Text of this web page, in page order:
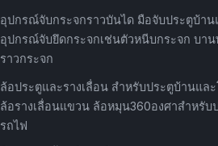
อุปกรณ์จับกระจกราวบันได มือจับประตูบ้าน
อุปกรณ์จับยึดกระจกเช่นตัวหนีบกระจก บาน
ราวกระจก
ล้อประตูและรางเลื่อน สำหรับประตูบ้านแล
ล้อรางเลื่อนแขวน ล้อหมุน360องศาสำหรับ
รถไฟ